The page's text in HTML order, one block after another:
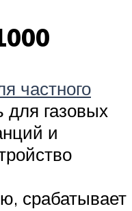
частного
газовых
и
срабатывает